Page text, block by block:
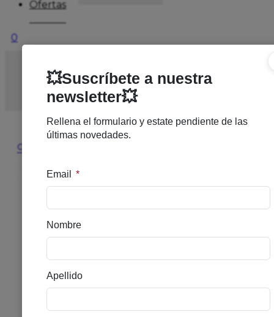
Ofertas
0
Inicio/CORPORAL/HIGIENE INTIMA/CUMLAUDE
PACK RUTINA MUCOSAS SENSIBLES
🔍